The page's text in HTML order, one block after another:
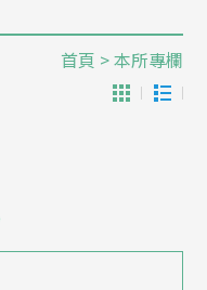
首頁 > 本所專欄